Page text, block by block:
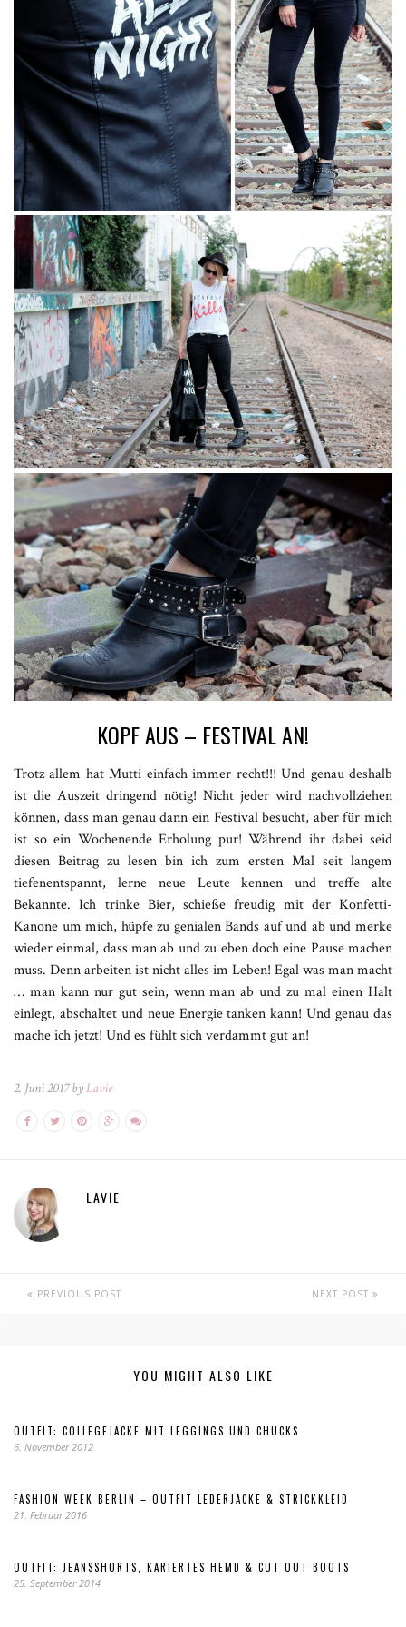
KOPF AUS – FESTIVAL AN!
Trotz allem hat Mutti einfach immer recht!!! Und genau deshalb
ist die Auszeit dringend nötig! Nicht jeder wird nachvollziehen
können, dass man genau dann ein Festival besucht, aber für mich
ist so ein Wochenende Erholung pur! Während ihr dabei seid
diesen Beitrag zu lesen bin ich zum ersten Mal seit langem
tiefenentspannt, lerne neue Leute kennen und treffe alte
Bekannte. Ich trinke Bier, schieße freudig mit der Konfetti-
Kanone um mich, hüpfe zu genialen Bands auf und ab und merke
wieder einmal, dass man ab und zu eben doch eine Pause machen
muss. Denn arbeiten ist nicht alles im Leben! Egal was man macht
… man kann nur gut sein, wenn man ab und zu mal einen Halt
einlegt, abschaltet und neue Energie tanken kann! Und genau das
mache ich jetzt! Und es fühlt sich verdammt gut an!
2. Juni 2017 byLavie
LAVIE
PREVIOUS POST NEXT POST
YOU MIGHT ALSO LIKE
OUTFIT: COLLEGEJACKE MIT LEGGINGS UND CHUCKS
6. November 2012
FASHION WEEK BERLIN – OUTFIT LEDERJACKE & STRICKKLEID
21. Februar 2016
OUTFIT: JEANSSHORTS, KARIERTES HEMD & CUT OUT BOOTS
25. September 2014